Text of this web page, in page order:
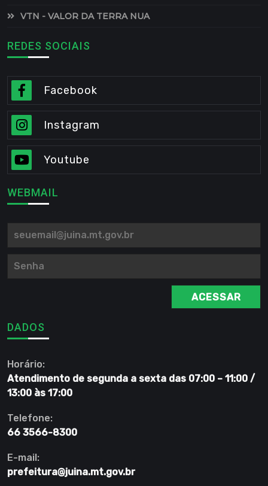
VTN - VALOR DA TERRA NUA
REDES SOCIAIS
Facebook
Instagram
Youtube
WEBMAIL
ACESSAR
DADOS
Horário:
Atendimento de segunda a sexta das 07:00 – 11:00 /
13:00 às 17:00
Telefone:
66 3566-8300
E-mail:
prefeitura@juina.mt.gov.br